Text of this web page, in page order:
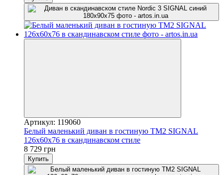
Артикул: 119060
Белый маленький диван в гостиную TM2 SIGNAL
126х60х76 в скандинавском стиле
8 729 грн
Купить